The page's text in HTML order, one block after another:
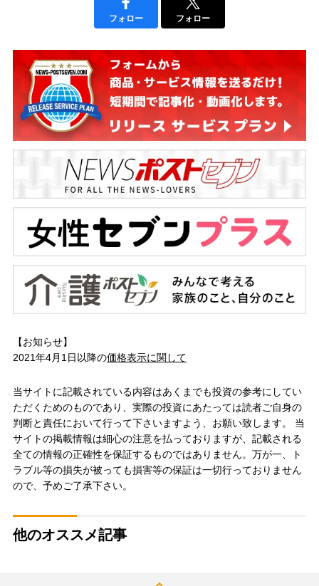
フォロー フォロー
【お知らせ】
2021年4月1日以降の価格表示に関して
当サイトに記載されている内容はあくまでも投資の参考にしてい
ただくためのものであり、実際の投資にあたっては読者ご自身の
判断と責任において行って下さいますよう、お願い致します。 当
サイトの掲載情報は細心の注意を払っておりますが、記載される
全ての情報の正確性を保証するものではありません。万が一、ト
ラブル等の損失が被っても損害等の保証は一切行っておりません
ので、予めご了承下さい。
他のオススメ記事